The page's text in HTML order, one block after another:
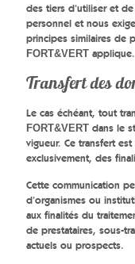
des tiers d’utiliser et
personnel et nous
principes similaires de
FORT&VERT applique.
Transfert des
Le cas échéant, tout
FORT&VERT dans le
vigueur. Ce transfert
exclusivement, des
Cette communication
d’organismes ou
aux finalités du
de prestataires, sous-
actuels ou prospects.